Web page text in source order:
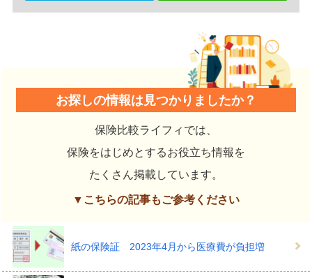
お探しの情報は見つかりましたか？
保険比較ライフィでは、
保険をはじめとするお役立ち情報を
たくさん掲載しています。
▼こちらの記事もご参考ください
紙の保険証 2023年4月から医療費が負担増